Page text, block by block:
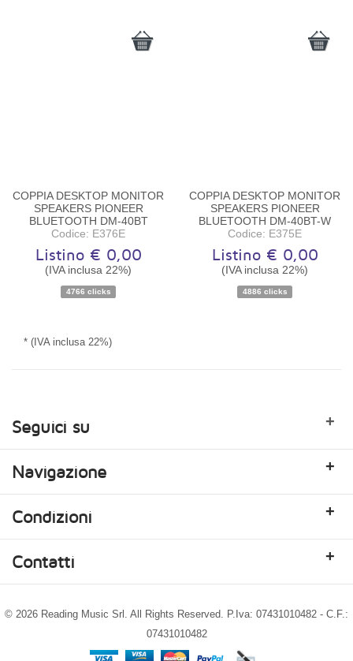
Disponibilità:Disponibile
COPPIA DESKTOP MONITOR
SPEAKERS PIONEER
BLUETOOTH DM-40BT
Codice: E376E
Listino € 0,00
(IVA inclusa 22%)
4766 clicks
Disponibilità:Disponibile
COPPIA DESKTOP MONITOR
SPEAKERS PIONEER
BLUETOOTH DM-40BT-W
Codice: E375E
Listino € 0,00
(IVA inclusa 22%)
4886 clicks
* (IVA inclusa 22%)
Seguici su +
Navigazione +
Condizioni +
Contatti +
© 2026 Reading Music Srl. All Rights Reserved. P.Iva: 07431010482 - C.F.:
07431010482